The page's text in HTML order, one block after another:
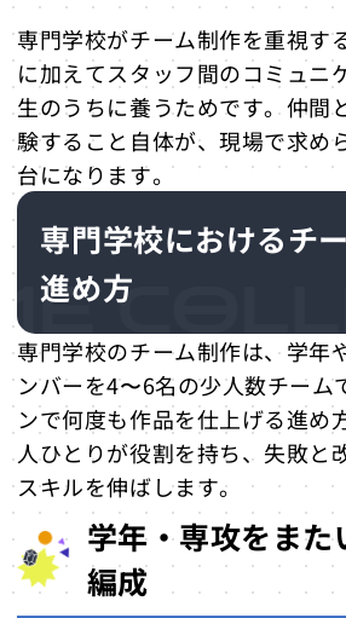
専門学校がチーム制作を重視す
に加えてスタッフ間のコミュニ
生のうちに養うためです。仲間
験すること自体が、現場で求め
台になります。
専門学校におけるチ
進め方
専門学校のチーム制作は、学年
ンバーを4〜6名の少人数チーム
ンで何度も作品を仕上げる進め
人ひとりが役割を持ち、失敗と
スキルを伸ばします。
学年・専攻をまた
編成